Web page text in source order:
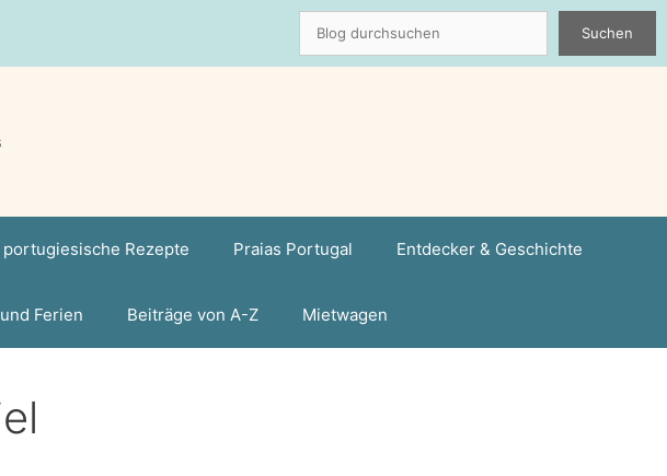
Suchen
portugiesische Rezepte Praias Portugal Entdecker & Geschichte
Ferien Beiträge von A-Z Mietwagen